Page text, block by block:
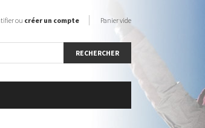
ou créer un compte Panier vide